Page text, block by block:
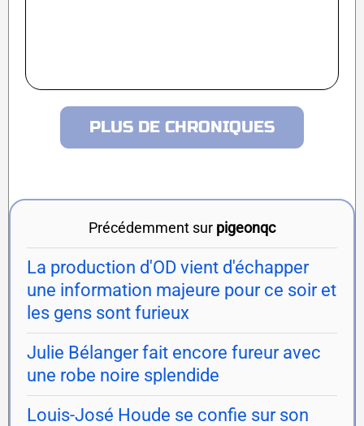
PLUS DE CHRONIQUES
Précédemment sur pigeonqc
La production d'OD vient d'échapper
une information majeure pour ce soir et
les gens sont furieux
Julie Bélanger fait encore fureur avec
une robe noire splendide
Louis-José Houde se confie sur son